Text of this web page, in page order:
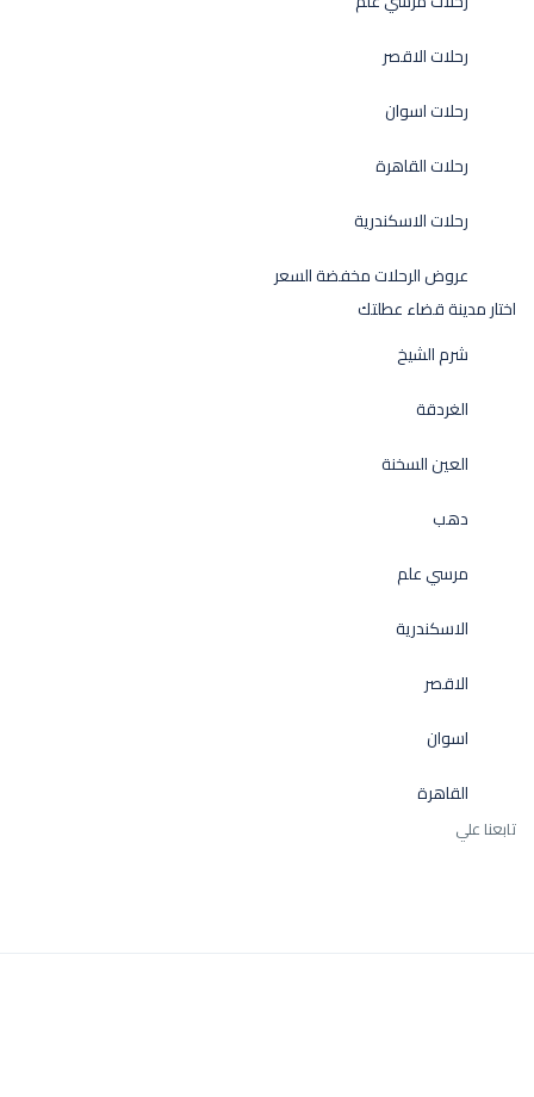
رحلات الاقصر
رحلات اسوان
رحلات القاهرة
رحلات الاسكندرية
عروض الرحلات مخفضة السعر
اختار مدينة قضاء عطلتك
شرم الشيخ
الغردقة
العين السخنة
دهب
مرسي علم
الاسكندرية
الاقصر
اسوان
القاهرة
تابعنا علي